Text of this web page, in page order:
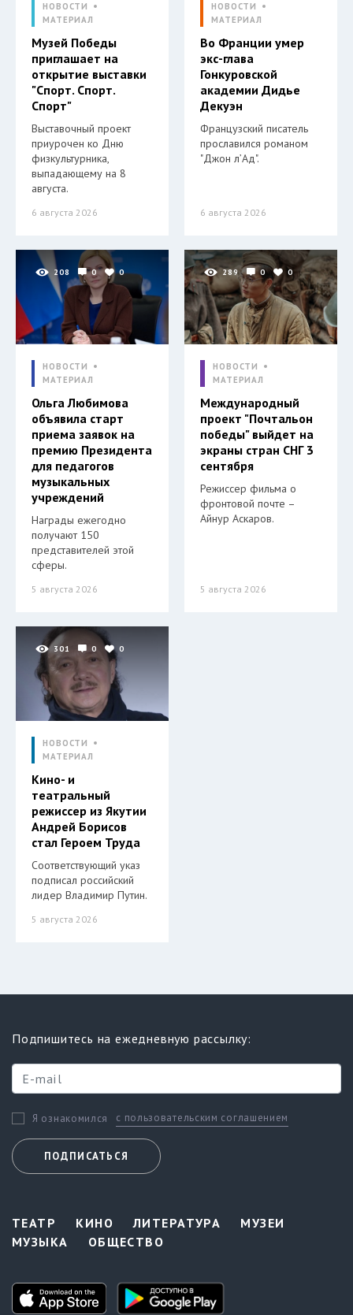
НОВОСТИ
МАТЕРИАЛ
Музей Победы
приглашает на
открытие выставки
"Спорт. Спорт.
Спорт"
Выставочный проект
приурочен ко Дню
физкультурника,
выпадающему на 8
августа.
6 августа 2026
НОВОСТИ
МАТЕРИАЛ
Во Франции умер
экс-глава
Гонкуровской
академии Дидье
Декуэн
Французский писатель
прославился романом
"Джон л’Ад".
6 августа 2026
208 0 0
НОВОСТИ
МАТЕРИАЛ
Ольга Любимова
объявила старт
приема заявок на
премию Президента
для педагогов
музыкальных
учреждений
Награды ежегодно
получают 150
представителей этой
сферы.
5 августа 2026
289 0 0
НОВОСТИ
МАТЕРИАЛ
Международный
проект "Почтальон
победы" выйдет на
экраны стран СНГ 3
сентября
Режиссер фильма о
фронтовой почте –
Айнур Аскаров.
5 августа 2026
301 0 0
НОВОСТИ
МАТЕРИАЛ
Кино- и
театральный
режиссер из Якутии
Андрей Борисов
стал Героем Труда
Соответствующий указ
подписал российский
лидер Владимир Путин.
5 августа 2026
Подпишитесь на ежедневную рассылку:
Я ознакомился с пользовательским соглашением
ПОДПИСАТЬСЯ
ТЕАТР КИНО ЛИТЕРАТУРА
МУЗЕИ
МУЗЫКА
ОБЩЕСТВО